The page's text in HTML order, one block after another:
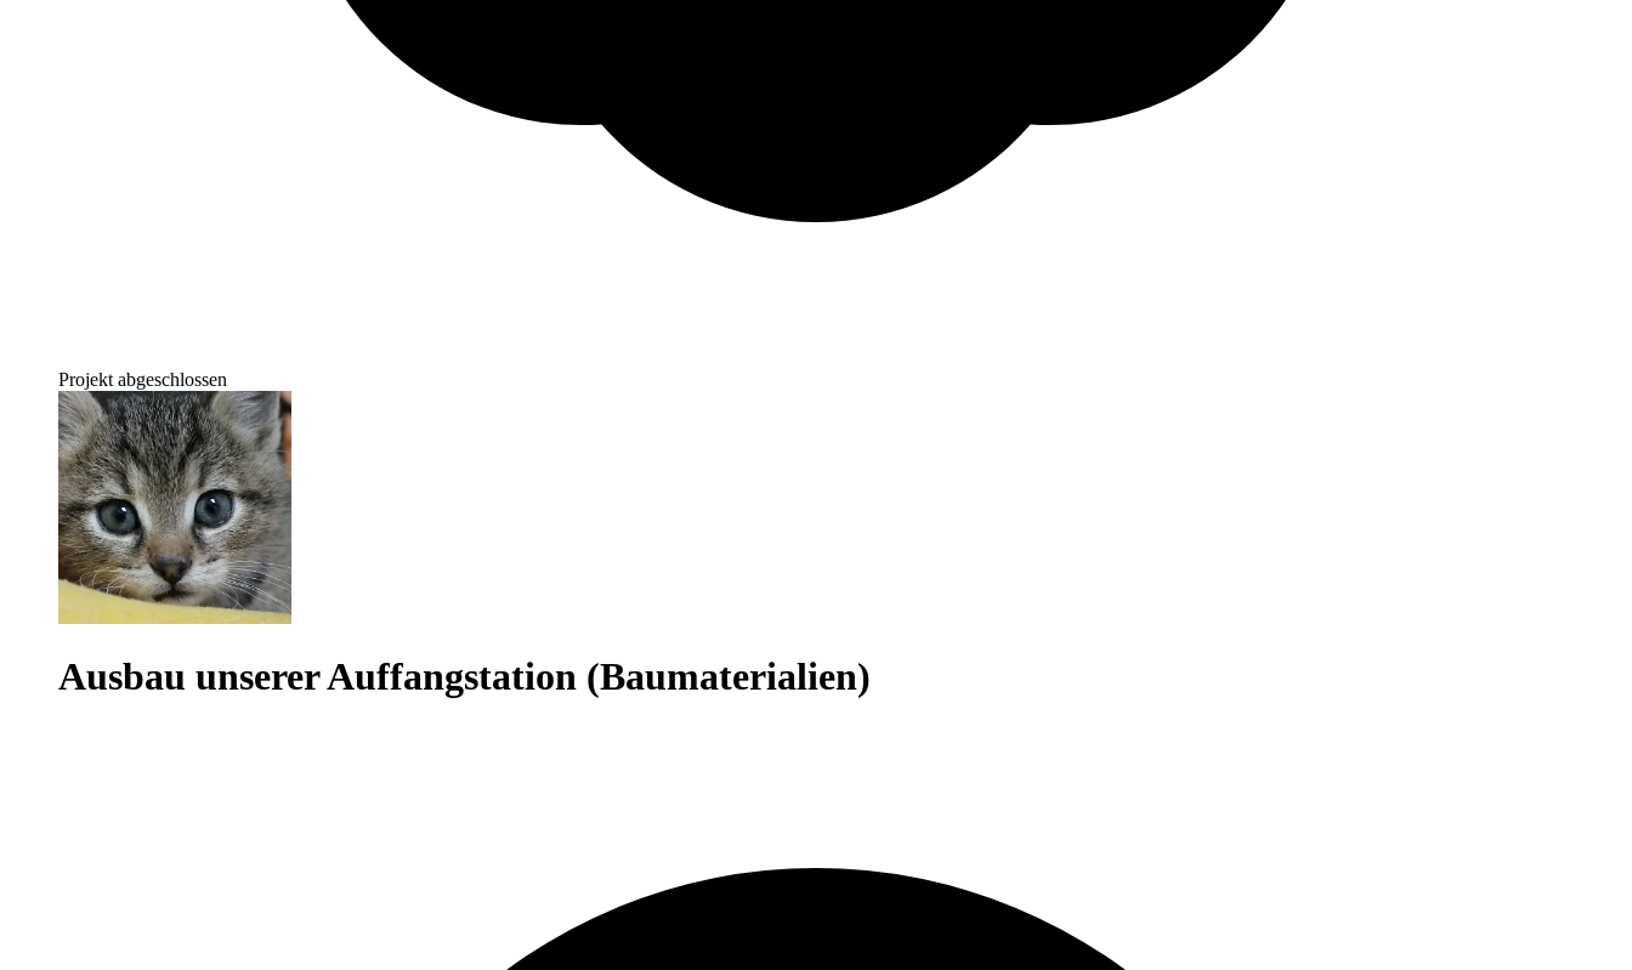
Projekt abgeschlossen
Ausbau unserer Auffangstation (Baumaterialien)